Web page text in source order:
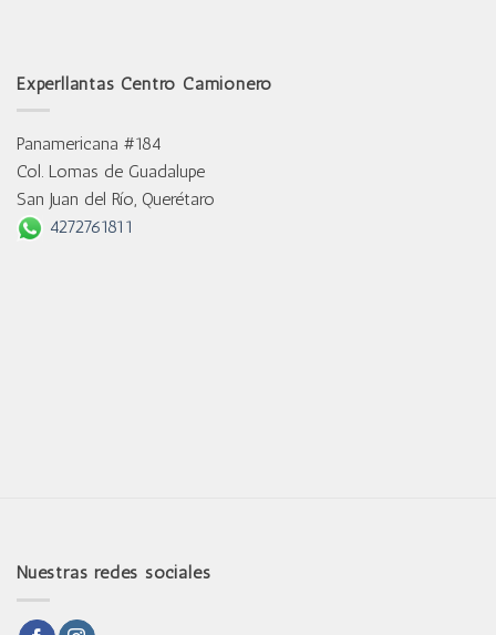
Experllantas Centro Camionero
Panamericana #184
Col. Lomas de Guadalupe
San Juan del Río, Querétaro
4272761811
Nuestras redes sociales